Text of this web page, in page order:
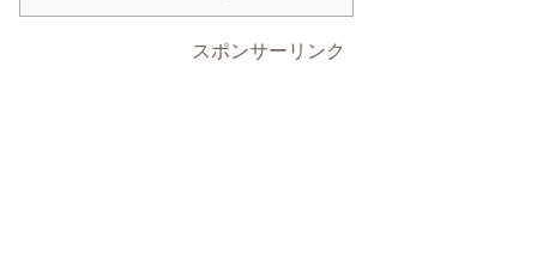
スポンサーリンク